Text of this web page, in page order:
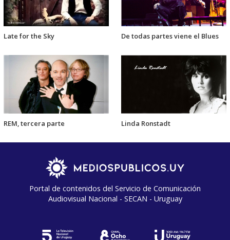
Late for the Sky De todas partes viene el Blues
REM, tercera parte Linda Ronstadt
Portal de contenidos del Servicio de Comunicación
Audiovisual Nacional - SECAN - Uruguay